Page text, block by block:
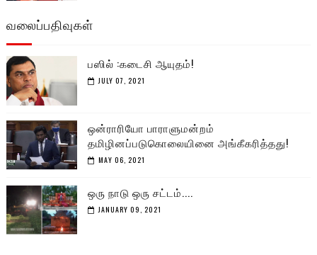
வலைப்பதிவுகள்
பஸில் :கடைசி ஆயுதம்!
JULY 07, 2021
ஒன்ராரியோ பாராளுமன்றம்
தமிழினப்படுகொலையினை அங்கீகரித்தது!
MAY 06, 2021
ஒரு நாடு ஒரு சட்டம்....
JANUARY 09, 2021